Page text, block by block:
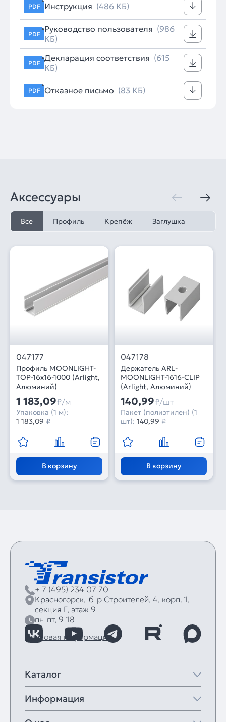
PDF Инструкция (486 КБ)
PDF Руководство пользователя (986
КБ)
PDF Декларация соответствия (615
КБ)
PDF Отказное письмо (83 КБ)
Аксессуары
Все Профиль Крепёж Заглушка
047177
Профиль MOONLIGHT-
TOP-16x16-1000 (Arlight,
Алюминий)
1 183,09₽/м
Упаковка (1 м):
1 183,09 ₽
В корзину
047178
Держатель ARL-
MOONLIGHT-1616-CLIP
(Arlight, Алюминий)
140,99₽/шт
Пакет (полиэтилен) (1
шт): 140,99 ₽
В корзину
+ 7 (495) 234 07 70
Красногорск, б‑р Строителей, 4, корп. 1,
секция Г, этаж 9
пн-пт, 9-18
Правовая информация
Каталог
Информация